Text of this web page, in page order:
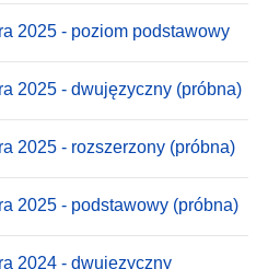
2025 - poziom podstawowy
2025 - dwujęzyczny (próbna)
2025 - rozszerzony (próbna)
2025 - podstawowy (próbna)
2024 - dwujęzyczny